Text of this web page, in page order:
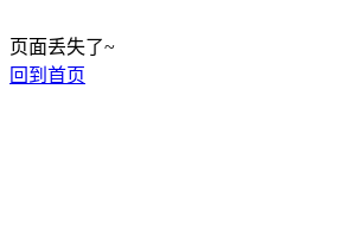
页面丢失了~
回到首页